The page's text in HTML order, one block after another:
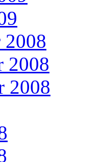
2008
2008
2008